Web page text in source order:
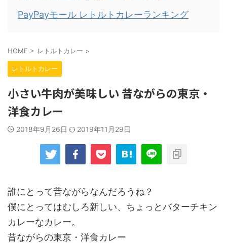
PayPayモール レトルトカレーランキング
HOME > レトルトカレー >
レトルトカレー
小さい牛肉が美味しい 昔ながらの東京・
洋食カレー
2018年9月26日 2019年11月29日
誰にとって昔ながらなんだろうね？
僕にとってはむしろ新しい、ちょっとバターチキン
カレーなカレー。
昔ながらの東京・洋食カレー